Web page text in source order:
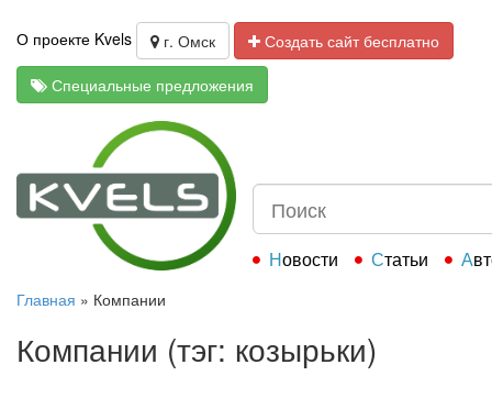
О проекте Kvels г. Омск
Создать сайт бесплатно
Специальные предложения
Новости Статьи
Главная » Компании
Компании (тэг: козырьки)